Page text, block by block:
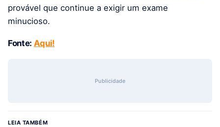
provável que continue a exigir um exame
minucioso.
Fonte: Aqui!
Publicidade
LEIA TAMBÉM